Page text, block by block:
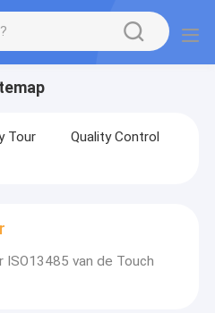
Tour
Quality Control
van de Touch